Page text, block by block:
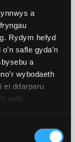
a
Rydym hefyd
safle gyda’n
a
wybodaeth
ei ddarparu
wrth
ein
yn helpu i
cwmpas.